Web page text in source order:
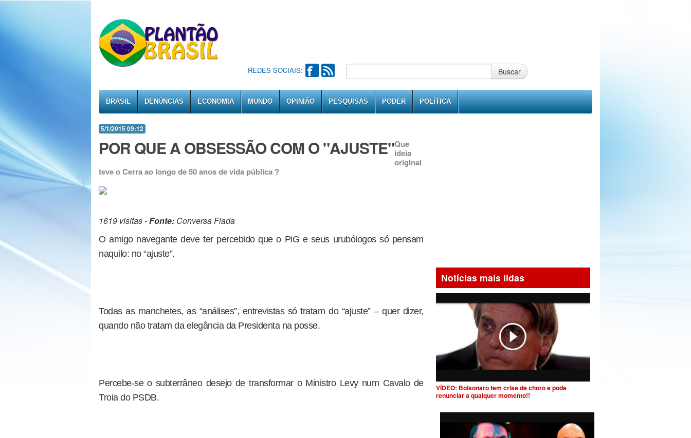
REDES SOCIAIS: Buscar
BRASIL DENÚNCIAS ECONOMIA MUNDO OPINIÃO PESQUISAS PODER POLÍTICA
5/1/2015 09:12
POR QUE A OBSESSÃO COM O "AJUSTE"Que
ideia
original
teve o Cerra ao longo de 50 anos de vida pública ?
1619 visitas -Fonte: Conversa Fiada
O amigo navegante deve ter percebido que o PiG e seus urubólogos só pensam
naquilo: no “ajuste”.
Todas as manchetes, as “análises”, entrevistas só tratam do “ajuste” – quer dizer,
quando não tratam da elegância da Presidenta na posse.
Percebe-se o subterrâneo desejo de transformar o Ministro Levy num Cavalo de
Troia do PSDB.
Notícias mais lidas
VÍDEO: Bolsonaro tem crise de choro e pode
renunciar a qualquer momento!!